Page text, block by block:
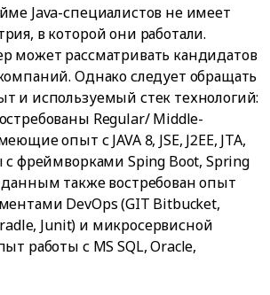
Java-специалистов не имеет
в которой они работали.
может рассматривать кандидатов
Однако следует обращать
и используемый стек технологий:
Regular/ Middle-
опыт с JAVA 8, JSE, J2EE, JTA,
с фреймворками Sping Boot, Spring
также востребован опыт
DevOps (GIT Bitbucket,
Junit) и микросервисной
работы с MS SQL, Oracle,